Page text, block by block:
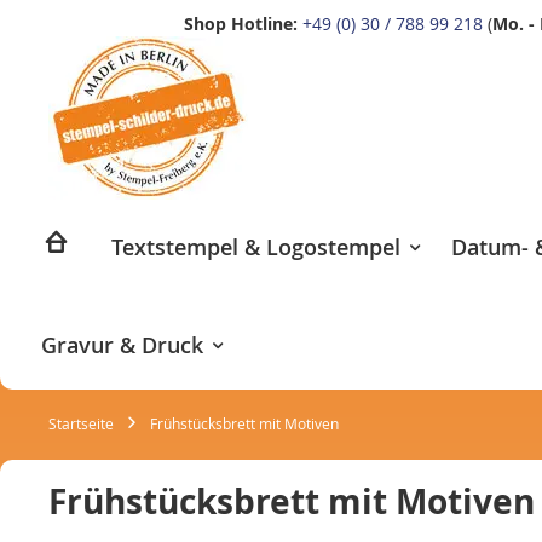
Shop Hotline: +49 (0) 30 / 788 99 218 (Mo. -
springen
Textstempel & Logostempel Datum-
Gravur & Druck
Startseite Frühstücksbrett mit Motiven
Frühstücksbrett mit Motiven